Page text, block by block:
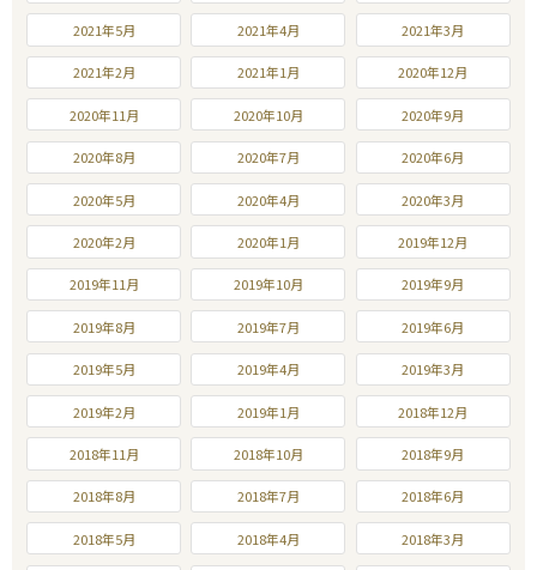
2021年5月 2021年4月 2021年3月
2021年2月 2021年1月 2020年12月
2020年11月 2020年10月 2020年9月
2020年8月 2020年7月 2020年6月
2020年5月 2020年4月 2020年3月
2020年2月 2020年1月 2019年12月
2019年11月 2019年10月 2019年9月
2019年8月 2019年7月 2019年6月
2019年5月 2019年4月 2019年3月
2019年2月 2019年1月 2018年12月
2018年11月 2018年10月 2018年9月
2018年8月 2018年7月 2018年6月
2018年5月 2018年4月 2018年3月